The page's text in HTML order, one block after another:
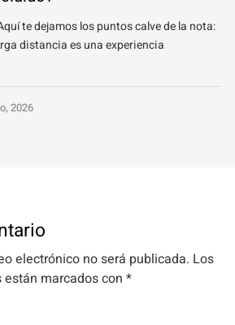
te dejamos los puntos calve de la nota:
distancia es una experiencia
2026
electrónico no será publicada. Los
marcados con *